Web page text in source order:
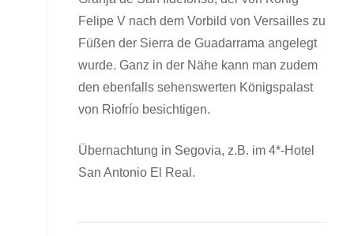
Felipe V nach dem Vorbild von Versailles zu
Füßen der Sierra de Guadarrama angelegt
wurde. Ganz in der Nähe kann man zudem
den ebenfalls sehenswerten Königspalast
von Riofrío besichtigen.
Übernachtung in Segovia, z.B. im 4*-Hotel
San Antonio El Real.